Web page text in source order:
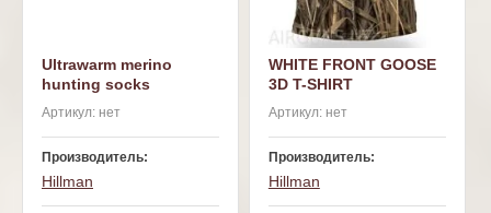
Ultrawarm merino
hunting socks
Артикул: нет
Производитель:
Hillman
WHITE FRONT GOOSE
3D T-SHIRT
Артикул:нет
Производитель:
Hillman